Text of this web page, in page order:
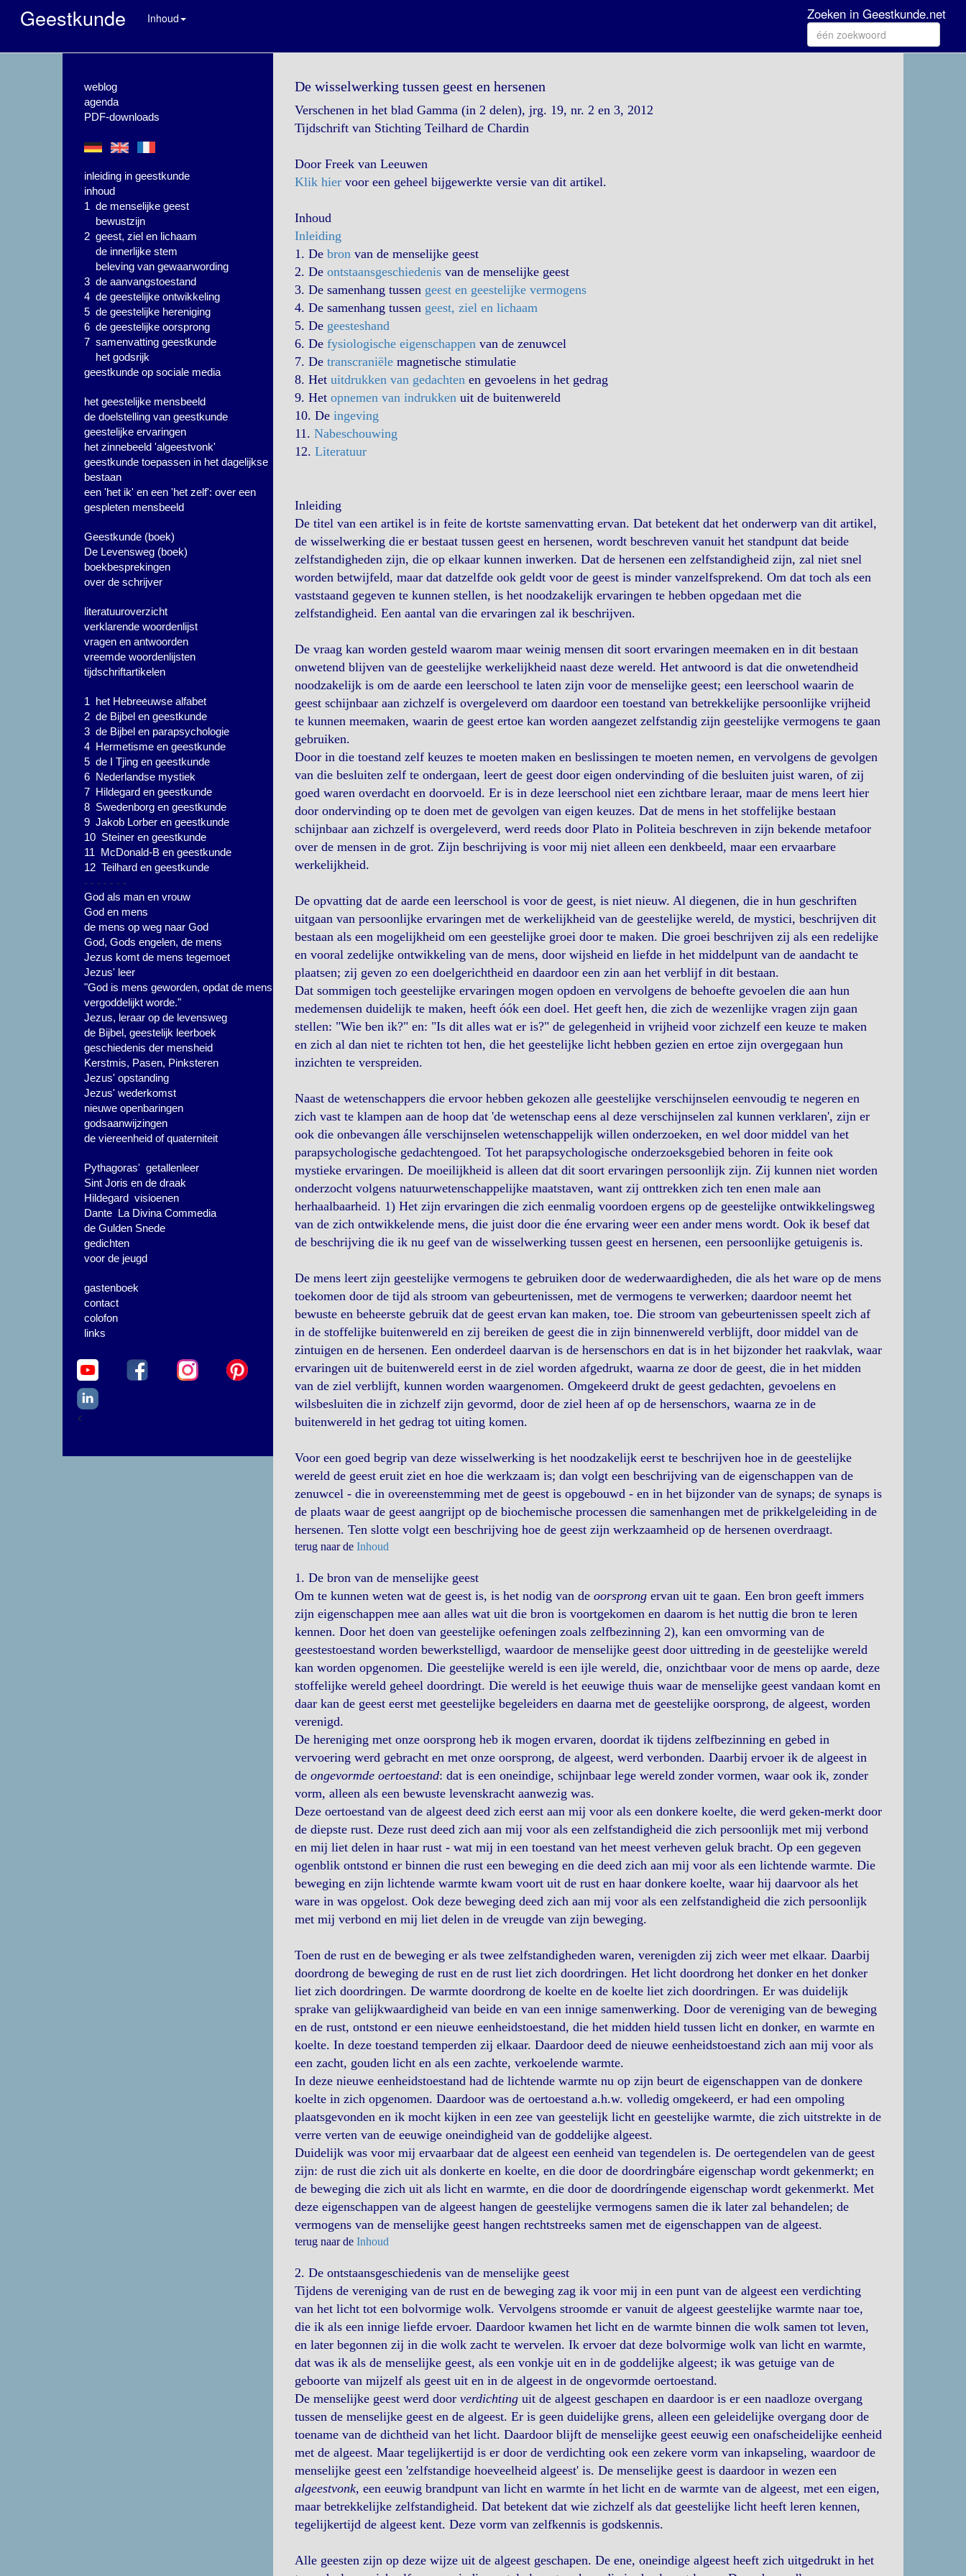
Geestkunde Inhoud Zoeken in Geestkunde.net
weblog
agenda
PDF-downloads
inleiding in geestkunde
inhoud
1 de menselijke geest
bewustzijn
2 geest, ziel en lichaam
de innerlijke stem
beleving van gewaarwording
3 de aanvangstoestand
4 de geestelijke ontwikkeling
5 de geestelijke hereniging
6 de geestelijke oorsprong
7 samenvatting geestkunde
het godsrijk
geestkunde op sociale media
het geestelijke mensbeeld
de doelstelling van geestkunde
geestelijke ervaringen
het zinnebeeld 'algeestvonk'
geestkunde toepassen in het dagelijkse
bestaan
een 'het ik' en een 'het zelf': over een
gespleten mensbeeld
Geestkunde (boek)
De Levensweg (boek)
boekbesprekingen
over de schrijver
literatuuroverzicht
verklarende woordenlijst
vragen en antwoorden
vreemde woordenlijsten
tijdschriftartikelen
1 het Hebreeuwse alfabet
2 de Bijbel en geestkunde
3 de Bijbel en parapsychologie
4 Hermetisme en geestkunde
5 de I Tjing en geestkunde
6 Nederlandse mystiek
7 Hildegard en geestkunde
8 Swedenborg en geestkunde
9 Jakob Lorber en geestkunde
10 Steiner en geestkunde
11 McDonald-B en geestkunde
12 Teilhard en geestkunde
- - - - - - -
God als man en vrouw
God en mens
de mens op weg naar God
God, Gods engelen, de mens
Jezus komt de mens tegemoet
Jezus' leer
"God is mens geworden, opdat de mens
vergoddelijkt worde."
Jezus, leraar op de levensweg
de Bijbel, geestelijk leerboek
geschiedenis der mensheid
Kerstmis, Pasen, Pinksteren
Jezus' opstanding
Jezus' wederkomst
nieuwe openbaringen
godsaanwijzingen
de viereenheid of quaterniteit
Pythagoras' getallenleer
Sint Joris en de draak
Hildegard visioenen
Dante La Divina Commedia
de Gulden Snede
gedichten
voor de jeugd
gastenboek
contact
colofon
links
<
De wisselwerking tussen geest en hersenen
Verschenen in het blad Gamma (in 2 delen), jrg. 19, nr. 2 en 3, 2012
Tijdschrift van Stichting Teilhard de Chardin
Door Freek van Leeuwen
Klik hiervoor een geheel bijgewerkte versie van dit artikel.
Inhoud
Inleiding
1. De bronvan de menselijke geest
2. De ontstaansgeschiedenisvan de menselijke geest
3. De samenhang tussen geest en geestelijke vermogens
4. De samenhang tussen geest, ziel en lichaam
5. De geesteshand
6. De fysiologische eigenschappenvan de zenuwcel
7. De transcraniëlemagnetische stimulatie
8. Het uitdrukken van gedachtenen gevoelens in het gedrag
9. Het opnemen van indrukkenuit de buitenwereld
10. De ingeving
11. Nabeschouwing
12. Literatuur
Inleiding
De titel van een artikel is in feite de kortste samenvatting ervan. Dat betekent dat het onderwerp van dit artikel,
de wisselwerking die er bestaat tussen geest en hersenen, wordt beschreven vanuit het standpunt dat beide
zelfstandigheden zijn, die op elkaar kunnen inwerken. Dat de hersenen een zelfstandigheid zijn, zal niet snel
worden betwijfeld, maar dat datzelfde ook geldt voor de geest is minder vanzelfsprekend. Om dat toch als een
vaststaand gegeven te kunnen stellen, is het noodzakelijk ervaringen te hebben opgedaan met die
zelfstandigheid. Een aantal van die ervaringen zal ik beschrijven.
De vraag kan worden gesteld waarom maar weinig mensen dit soort ervaringen meemaken en in dit bestaan
onwetend blijven van de geestelijke werkelijkheid naast deze wereld. Het antwoord is dat die onwetendheid
noodzakelijk is om de aarde een leerschool te laten zijn voor de menselijke geest; een leerschool waarin de
geest schijnbaar aan zichzelf is overgeleverd om daardoor een toestand van betrekkelijke persoonlijke vrijheid
te kunnen meemaken, waarin de geest ertoe kan worden aangezet zelfstandig zijn geestelijke vermogens te gaan
gebruiken.
Door in die toestand zelf keuzes te moeten maken en beslissingen te moeten nemen, en vervolgens de gevolgen
van die besluiten zelf te ondergaan, leert de geest door eigen ondervinding of die besluiten juist waren, of zij
goed waren overdacht en doorvoeld. Er is in deze leerschool niet een zichtbare leraar, maar de mens leert hier
door ondervinding op te doen met de gevolgen van eigen keuzes. Dat de mens in het stoffelijke bestaan
schijnbaar aan zichzelf is overgeleverd, werd reeds door Plato in Politeia beschreven in zijn bekende metafoor
over de mensen in de grot. Zijn beschrijving is voor mij niet alleen een denkbeeld, maar een ervaarbare
werkelijkheid.
De opvatting dat de aarde een leerschool is voor de geest, is niet nieuw. Al diegenen, die in hun geschriften
uitgaan van persoonlijke ervaringen met de werkelijkheid van de geestelijke wereld, de mystici, beschrijven dit
bestaan als een mogelijkheid om een geestelijke groei door te maken. Die groei beschrijven zij als een redelijke
en vooral zedelijke ontwikkeling van de mens, door wijsheid en liefde in het middelpunt van de aandacht te
plaatsen; zij geven zo een doelgerichtheid en daardoor een zin aan het verblijf in dit bestaan.
Dat sommigen toch geestelijke ervaringen mogen opdoen en vervolgens de behoefte gevoelen die aan hun
medemensen duidelijk te maken, heeft óók een doel. Het geeft hen, die zich de wezenlijke vragen zijn gaan
stellen: "Wie ben ik?" en: "Is dit alles wat er is?" de gelegenheid in vrijheid voor zichzelf een keuze te maken
en zich al dan niet te richten tot hen, die het geestelijke licht hebben gezien en ertoe zijn overgegaan hun
inzichten te verspreiden.
Naast de wetenschappers die ervoor hebben gekozen alle geestelijke verschijnselen eenvoudig te negeren en
zich vast te klampen aan de hoop dat 'de wetenschap eens al deze verschijnselen zal kunnen verklaren', zijn er
ook die onbevangen álle verschijnselen wetenschappelijk willen onderzoeken, en wel door middel van het
parapsychologische gedachtengoed. Tot het parapsychologische onderzoeksgebied behoren in feite ook
mystieke ervaringen. De moeilijkheid is alleen dat dit soort ervaringen persoonlijk zijn. Zij kunnen niet worden
onderzocht volgens natuurwetenschappelijke maatstaven, want zij onttrekken zich ten enen male aan
herhaalbaarheid. 1) Het zijn ervaringen die zich eenmalig voordoen ergens op de geestelijke ontwikkelingsweg
van de zich ontwikkelende mens, die juist door die éne ervaring weer een ander mens wordt. Ook ik besef dat
de beschrijving die ik nu geef van de wisselwerking tussen geest en hersenen, een persoonlijke getuigenis is.
De mens leert zijn geestelijke vermogens te gebruiken door de wederwaardigheden, die als het ware op de mens
toekomen door de tijd als stroom van gebeurtenissen, met de vermogens te verwerken; daardoor neemt het
bewuste en beheerste gebruik dat de geest ervan kan maken, toe. Die stroom van gebeurtenissen speelt zich af
in de stoffelijke buitenwereld en zij bereiken de geest die in zijn binnenwereld verblijft, door middel van de
zintuigen en de hersenen. Een onderdeel daarvan is de hersenschors en dat is in het bijzonder het raakvlak, waar
ervaringen uit de buitenwereld eerst in de ziel worden afgedrukt, waarna ze door de geest, die in het midden
van de ziel verblijft, kunnen worden waargenomen. Omgekeerd drukt de geest gedachten, gevoelens en
wilsbesluiten die in zichzelf zijn gevormd, door de ziel heen af op de hersenschors, waarna ze in de
buitenwereld in het gedrag tot uiting komen.
Voor een goed begrip van deze wisselwerking is het noodzakelijk eerst te beschrijven hoe in de geestelijke
wereld de geest eruit ziet en hoe die werkzaam is; dan volgt een beschrijving van de eigenschappen van de
zenuwcel - die in overeenstemming met de geest is opgebouwd - en in het bijzonder van de synaps; de synaps is
de plaats waar de geest aangrijpt op de biochemische processen die samenhangen met de prikkelgeleiding in de
hersenen. Ten slotte volgt een beschrijving hoe de geest zijn werkzaamheid op de hersenen overdraagt.
terug naar de Inhoud
1. De bron van de menselijke geest
Om te kunnen weten wat de geest is, is het nodig van de oorsprongervan uit te gaan. Een bron geeft immers
zijn eigenschappen mee aan alles wat uit die bron is voortgekomen en daarom is het nuttig die bron te leren
kennen. Door het doen van geestelijke oefeningen zoals zelfbezinning 2), kan een omvorming van de
geestestoestand worden bewerkstelligd, waardoor de menselijke geest door uittreding in de geestelijke wereld
kan worden opgenomen. Die geestelijke wereld is een ijle wereld, die, onzichtbaar voor de mens op aarde, deze
stoffelijke wereld geheel doordringt. Die wereld is het eeuwige thuis waar de menselijke geest vandaan komt en
daar kan de geest eerst met geestelijke begeleiders en daarna met de geestelijke oorsprong, de algeest, worden
verenigd.
De hereniging met onze oorsprong heb ik mogen ervaren, doordat ik tijdens zelfbezinning en gebed in
vervoering werd gebracht en met onze oorsprong, de algeest, werd verbonden. Daarbij ervoer ik de algeest in
de ongevormde oertoestand: dat is een oneindige, schijnbaar lege wereld zonder vormen, waar ook ik, zonder
vorm, alleen als een bewuste levenskracht aanwezig was.
Deze oertoestand van de algeest deed zich eerst aan mij voor als een donkere koelte, die werd geken-merkt door
de diepste rust. Deze rust deed zich aan mij voor als een zelfstandigheid die zich persoonlijk met mij verbond
en mij liet delen in haar rust - wat mij in een toestand van het meest verheven geluk bracht. Op een gegeven
ogenblik ontstond er binnen die rust een beweging en die deed zich aan mij voor als een lichtende warmte. Die
beweging en zijn lichtende warmte kwam voort uit de rust en haar donkere koelte, waar hij daarvoor als het
ware in was opgelost. Ook deze beweging deed zich aan mij voor als een zelfstandigheid die zich persoonlijk
met mij verbond en mij liet delen in de vreugde van zijn beweging.
Toen de rust en de beweging er als twee zelfstandigheden waren, verenigden zij zich weer met elkaar. Daarbij
doordrong de beweging de rust en de rust liet zich doordringen. Het licht doordrong het donker en het donker
liet zich doordringen. De warmte doordrong de koelte en de koelte liet zich doordringen. Er was duidelijk
sprake van gelijkwaardigheid van beide en van een innige samenwerking. Door de vereniging van de beweging
en de rust, ontstond er een nieuwe eenheidstoestand, die het midden hield tussen licht en donker, en warmte en
koelte. In deze toestand temperden zij elkaar. Daardoor deed de nieuwe eenheidstoestand zich aan mij voor als
een zacht, gouden licht en als een zachte, verkoelende warmte.
In deze nieuwe eenheidstoestand had de lichtende warmte nu op zijn beurt de eigenschappen van de donkere
koelte in zich opgenomen. Daardoor was de oertoestand a.h.w. volledig omgekeerd, er had een ompoling
plaatsgevonden en ik mocht kijken in een zee van geestelijk licht en geestelijke warmte, die zich uitstrekte in de
verre verten van de eeuwige oneindigheid van de goddelijke algeest.
Duidelijk was voor mij ervaarbaar dat de algeest een eenheid van tegendelen is. De oertegendelen van de geest
zijn: de rust die zich uit als donkerte en koelte, en die door de doordringbáre eigenschap wordt gekenmerkt; en
de beweging die zich uit als licht en warmte, en die door de doordríngende eigenschap wordt gekenmerkt. Met
deze eigenschappen van de algeest hangen de geestelijke vermogens samen die ik later zal behandelen; de
vermogens van de menselijke geest hangen rechtstreeks samen met de eigenschappen van de algeest.
terug naar de Inhoud
2. De ontstaansgeschiedenis van de menselijke geest
Tijdens de vereniging van de rust en de beweging zag ik voor mij in een punt van de algeest een verdichting
van het licht tot een bolvormige wolk. Vervolgens stroomde er vanuit de algeest geestelijke warmte naar toe,
die ik als een innige liefde ervoer. Daardoor kwamen het licht en de warmte binnen die wolk samen tot leven,
en later begonnen zij in die wolk zacht te wervelen. Ik ervoer dat deze bolvormige wolk van licht en warmte,
dat was ik als de menselijke geest, als een vonkje uit en in de goddelijke algeest; ik was getuige van de
geboorte van mijzelf als geest uit en in de algeest in de ongevormde oertoestand.
De menselijke geest werd door verdichtinguit de algeest geschapen en daardoor is er een naadloze overgang
tussen de menselijke geest en de algeest. Er is geen duidelijke grens, alleen een geleidelijke overgang door de
toename van de dichtheid van het licht. Daardoor blijft de menselijke geest eeuwig een onafscheidelijke eenheid
met de algeest. Maar tegelijkertijd is er door de verdichting ook een zekere vorm van inkapseling, waardoor de
menselijke geest een 'zelfstandige hoeveelheid algeest' is. De menselijke geest is daardoor in wezen een
algeestvonk, een eeuwig brandpunt van licht en warmte ín het licht en de warmte van de algeest, met een eigen,
maar betrekkelijke zelfstandigheid. Dat betekent dat wie zichzelf als dat geestelijke licht heeft leren kennen,
tegelijkertijd de algeest kent. Deze vorm van zelfkennis is godskennis.
Alle geesten zijn op deze wijze uit de algeest geschapen. De ene, oneindige algeest heeft zich uitgedrukt in het